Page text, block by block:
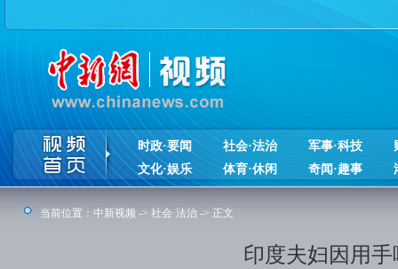
时政·要闻 社会·法治 军事·科技
文化·娱乐
体育·休闲 奇闻·趣事
当前位置： 中新视频 -> 社会·法治 -> 正文
印度夫妇因用